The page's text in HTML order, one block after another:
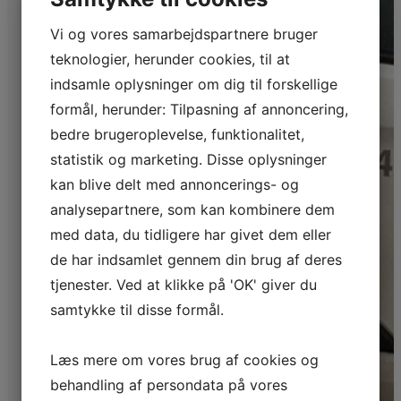
maler og
garanti for
tilfredshed
Med vores 25 års
erfaring indenfor
malerfaget kan du
stole på vores
ekspertise og
håndværk. Vi er
stolte medlemmer
af Danske
Malermestre, hvilket
for vores
professionalisme og
Vi og vores samarbejdspartnere bruger
teknologier, herunder cookies, til at
indsamle oplysninger om dig til forskellige
formål, herunder: Tilpasning af annoncering,
bedre brugeroplevelse, funktionalitet,
statistik og marketing. Disse oplysninger
kan blive delt med annoncerings- og
analysepartnere, som kan kombinere dem
med data, du tidligere har givet dem eller
de har indsamlet gennem din brug af deres
tjenester. Ved at klikke på 'OK' giver du
samtykke til disse formål.
Læs mere om vores brug af cookies og
behandling af persondata på vores